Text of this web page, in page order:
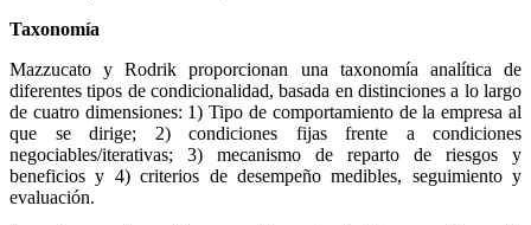
Taxonomía
Mazzucato y Rodrik proporcionan una taxonomía analítica de
diferentes tipos de condicionalidad, basada en distinciones a lo largo
de cuatro dimensiones: 1) Tipo de comportamiento de la empresa al
que se dirige; 2) condiciones fijas frente a condiciones
negociables/iterativas; 3) mecanismo de reparto de riesgos y
beneficios y 4) criterios de desempeño medibles, seguimiento y
evaluación.